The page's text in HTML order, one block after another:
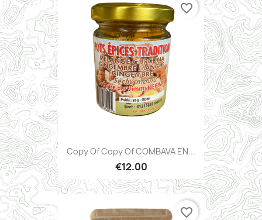
Copy Of Copy Of COMBAVA EN...
€12.00
favorite_border
favorite_border